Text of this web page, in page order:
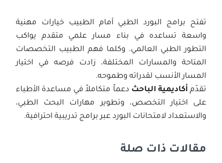
تفتح برامج البورد الطبي أمام الطبيب خيارات مهنية
واسعة تساعده في بناء مسار علمي متقدم يواكب
التطور الطبي العالمي. وكلما فهم الطبيب التخصصات
المتاحة والمسارات المختلفة، زادت فرصه في اختيار
المسار الأنسب لقدراته وطموحه.
تقدّم أكاديمية الباحث دعماً متكاملاً في مساعدة الأطباء
على اختيار التخصص، وتطوير مهارات البحث الطبي،
والاستعداد لامتحانات البورد عبر برامج تدريبية احترافية.
مقالات ذات صلة